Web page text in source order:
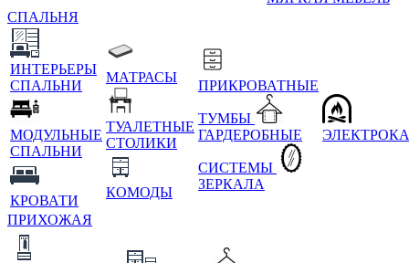
СПАЛЬНЯ
ИНТЕРЬЕРЫ
СПАЛЬНИ
МОДУЛЬНЫЕ
СПАЛЬНИ
КРОВАТИ
МАТРАСЫ
ТУАЛЕТНЫЕ
СТОЛИКИ
КОМОДЫ
ПРИКРОВАТНЫЕ
ТУМБЫ
ГАРДЕРОБНЫЕ
СИСТЕМЫ
ЗЕРКАЛА
ПРИХОЖАЯ